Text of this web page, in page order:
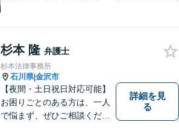
杉本 隆 弁護士
杉本法律事務所
石川県|金沢市
【夜間・土日祝日対応可能】
お困りごとのある方は、一人
で悩まず、ぜひご相談くださ
詳細を見
る